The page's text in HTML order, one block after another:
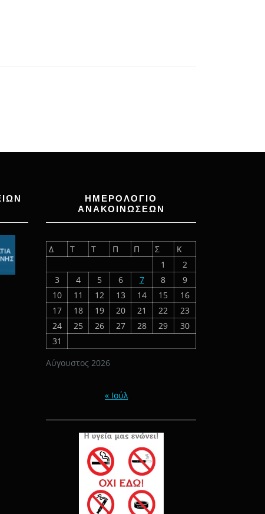
ΗΜΕΡΟΛΟΓΙΟ
ΑΝΑΚΟΙΝΩΣΕΩΝ
Αύγουστος 2026
Δ Τ Τ Π Π Σ
Κ
1
2
3
4 5 6 7 8
9
10
11 12 13 14 15
16
17
18 19 20 21 22
23
24
25 26 27 28 29
30
31
« Ιούλ